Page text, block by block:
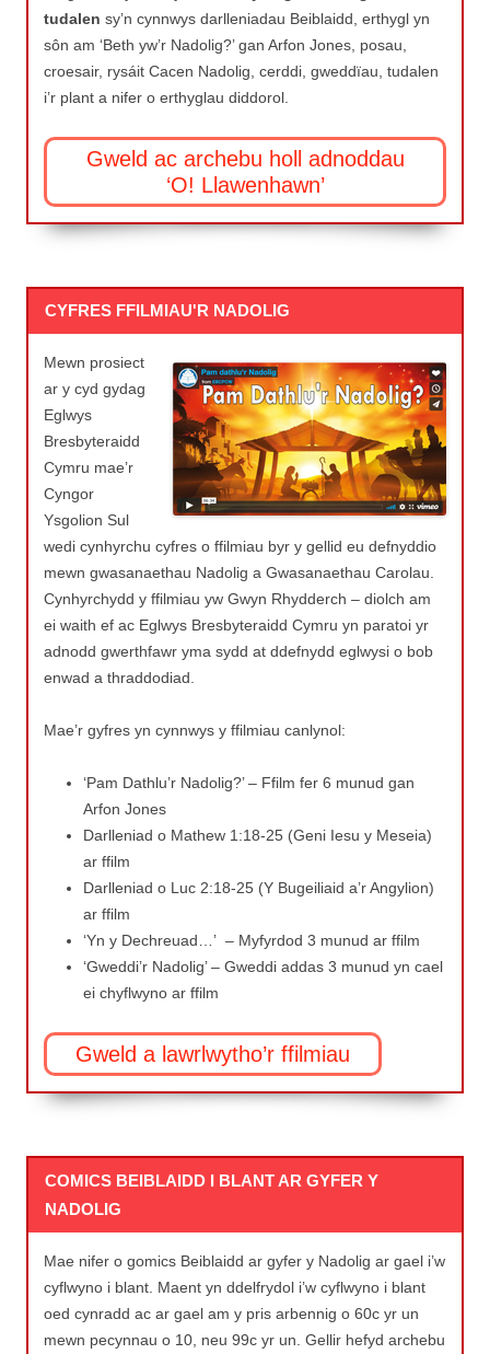
tudalen sy’n cynnwys darlleniadau Beiblaidd, erthygl yn
sôn am ‘Beth yw’r Nadolig?’ gan Arfon Jones, posau,
croesair, rysáit Cacen Nadolig, cerddi, gweddïau, tudalen
i’r plant a nifer o erthyglau diddorol.
Gweld ac archebu holl adnoddau
‘O! Llawenhawn’
CYFRES FFILMIAU'R NADOLIG
Mewn prosiect
ar y cyd gydag
Eglwys
Bresbyteraidd
Cymru mae’r
Cyngor
Ysgolion Sul
wedi cynhyrchu cyfres o ffilmiau byr y gellid eu defnyddio
mewn gwasanaethau Nadolig a Gwasanaethau Carolau.
Cynhyrchydd y ffilmiau yw Gwyn Rhydderch – diolch am
ei waith ef ac Eglwys Bresbyteraidd Cymru yn paratoi yr
adnodd gwerthfawr yma sydd at ddefnydd eglwysi o bob
enwad a thraddodiad.
Mae’r gyfres yn cynnwys y ffilmiau canlynol:
‘Pam Dathlu’r Nadolig?’ – Ffilm fer 6 munud gan
Arfon Jones
Darlleniad o Mathew 1:18-25 (Geni Iesu y Meseia)
ar ffilm
Darlleniad o Luc 2:18-25 (Y Bugeiliaid a’r Angylion)
ar ffilm
‘Yn y Dechreuad…’ – Myfyrdod 3 munud ar ffilm
‘Gweddi’r Nadolig’ – Gweddi addas 3 munud yn cael
ei chyflwyno ar ffilm
Gweld a lawrlwytho’r ffilmiau
COMICS BEIBLAIDD I BLANT AR GYFER Y
NADOLIG
Mae nifer o gomics Beiblaidd ar gyfer y Nadolig ar gael i’w
cyflwyno i blant. Maent yn ddelfrydol i’w cyflwyno i blant
oed cynradd ac ar gael am y pris arbennig o 60c yr un
mewn pecynnau o 10, neu 99c yr un. Gellir hefyd archebu